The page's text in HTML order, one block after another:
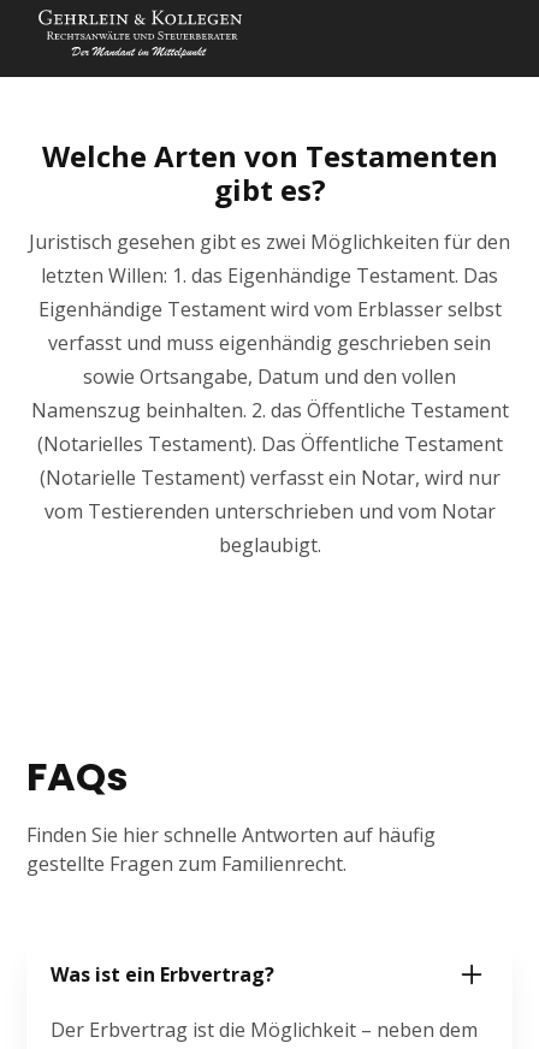
Welche Arten von Testamenten
gibt es?
Juristisch gesehen gibt es zwei Möglichkeiten für den
letzten Willen: 1. das Eigenhändige Testament. Das
Eigenhändige Testament wird vom Erblasser selbst
verfasst und muss eigenhändig geschrieben sein
sowie Ortsangabe, Datum und den vollen
Namenszug beinhalten. 2. das Öffentliche Testament
(Notarielles Testament). Das Öffentliche Testament
(Notarielle Testament) verfasst ein Notar, wird nur
vom Testierenden unterschrieben und vom Notar
beglaubigt.
FAQs
Finden Sie hier schnelle Antworten auf häufig
gestellte Fragen zum Familienrecht.
Was ist ein Erbvertrag?
Der Erbvertrag ist die Möglichkeit – neben dem